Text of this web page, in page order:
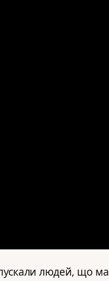
людей, що